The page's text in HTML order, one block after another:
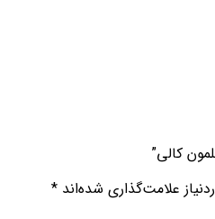
کالی”
علامت‌گذاری شده‌اند *